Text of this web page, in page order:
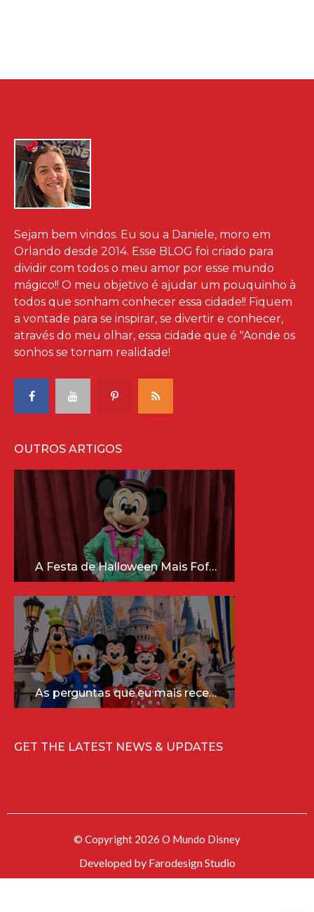
Sejam bem vindos. Eu sou a Daniele, moro em
Orlando desde 2014. Esse BLOG foi criado para
dividir com todos o meu amor por esse mundo
mágico!! O meu objetivo é ajudar um pouquinho à
todos que sonham conhecer essa cidade!! Fiquem
a vontade para se inspirar, se divertir e conhecer,
através do meu olhar, essa cidade que é "Aonde os
sonhos se tornam realidade!
OUTROS ARTIGOS
A Festa de Halloween Mais Fofa da Disney Está Chegando!
As perguntas que eu mais recebo sobre a Disney (e as respostas mais sinceras!)
GET THE LATEST NEWS & UPDATES
© Copyright 2026 O Mundo Disney
Developed by Farodesign Studio